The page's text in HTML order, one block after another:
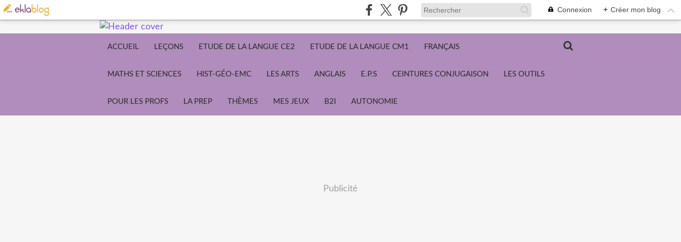
Connexion + Créer mon blog
ACCUEIL LEÇONS ETUDE DE LA LANGUE CE2 ETUDE DE LA LANGUE CM1 FRANÇAIS
MATHS ET SCIENCES HIST-GÉO-EMC LES ARTS ANGLAIS E.P.S CEINTURES CONJUGAISON LES OUTILS
POUR LES PROFS LA PREP THÈMES MES JEUX B2I AUTONOMIE
Publicité